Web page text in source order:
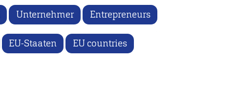
Unternehmer Entrepreneurs
EU-Staaten EU countries